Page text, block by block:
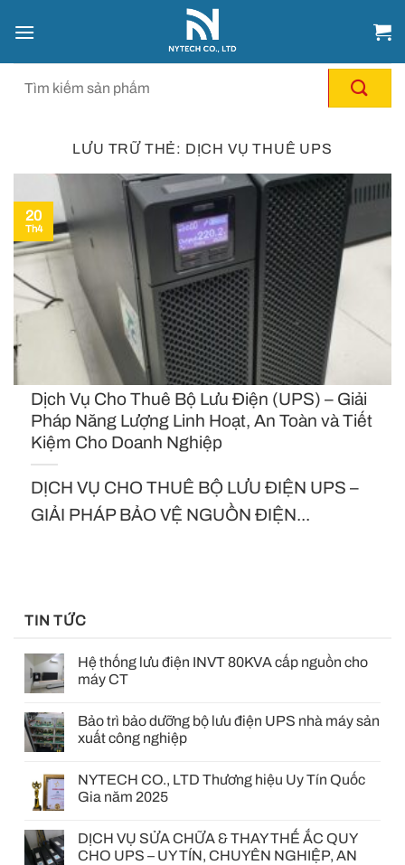
đến
LƯU TRỮ THẺ: DỊCH VỤ THUÊ UPS
Dịch Vụ Cho Thuê Bộ Lưu Điện (UPS) – Giải
Pháp Năng Lượng Linh Hoạt, An Toàn và Tiết
Kiệm Cho Doanh Nghiệp
DỊCH VỤ CHO THUÊ BỘ LƯU ĐIỆN UPS –
GIẢI PHÁP BẢO VỆ NGUỒN ĐIỆN...
20
Th4
TIN TỨC
Hệ thống lưu điện INVT 80KVA cấp nguồn cho
máy CT
Bảo trì bảo dưỡng bộ lưu điện UPS nhà máy sản
xuất công nghiệp
NYTECH CO., LTD Thương hiệu Uy Tín Quốc
Gia năm 2025
DỊCH VỤ SỬA CHỮA & THAY THẾ ẮC QUY
CHO UPS – UY TÍN, CHUYÊN NGHIỆP, AN